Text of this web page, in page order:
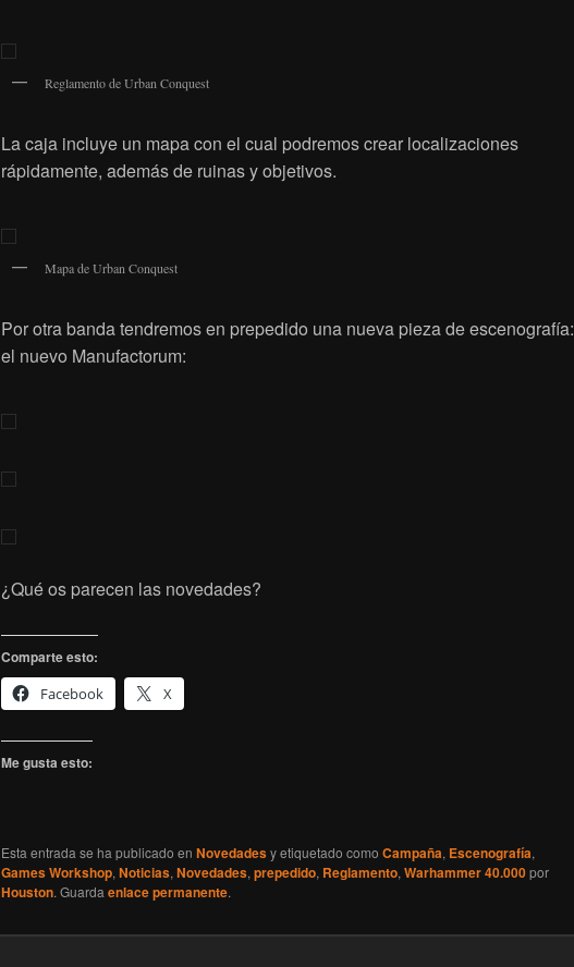
Reglamento de Urban Conquest
La caja incluye un mapa con el cual podremos crear localizaciones
rápidamente, además de ruinas y objetivos.
Mapa de Urban Conquest
Por otra banda tendremos en prepedido una nueva pieza de escenografía:
el nuevo Manufactorum:
¿Qué os parecen las novedades?
Comparte esto:
Facebook
X
Me gusta esto:
Esta entrada se ha publicado en Novedadesy etiquetado como Campaña, Escenografía,
Games Workshop, Noticias, Novedades, prepedido, Reglamento, Warhammer 40.000por
Houston. Guarda enlace permanente.